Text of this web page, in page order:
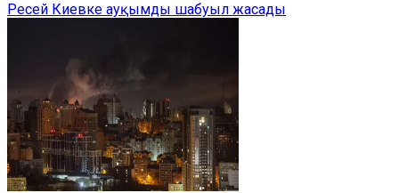
Ресей Киевке ауқымды шабуыл жасады